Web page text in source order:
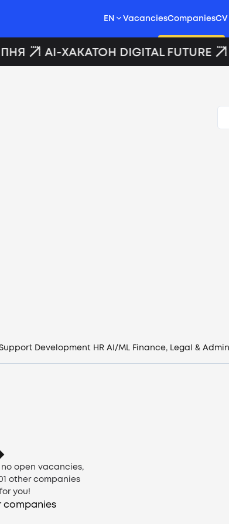
EN VacanciesCompanies
AI-ХАКАТОН DIGITAL FUTURE
Development HR AI/ML Finance, Legal & Admin
open vacancies,
other companies
you!
companies